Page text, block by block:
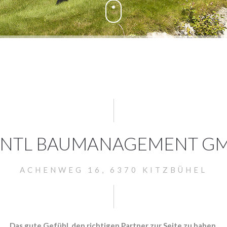
BAUMANAGEMENT
ACHENWEG 16, 6370 KITZBÜHEL